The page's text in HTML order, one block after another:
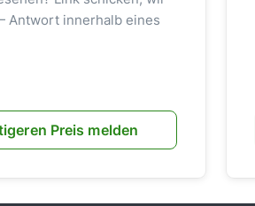
Antwort innerhalb eines
Preis melden